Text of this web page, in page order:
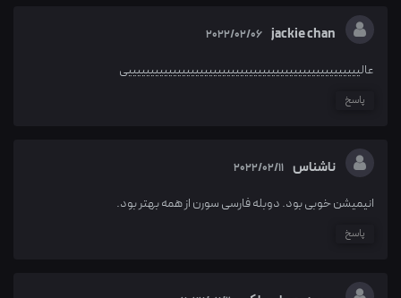
jackie chan
2022/02/06
عالییییییییییییییییییییییییییییییییییییییییییییییییییییی
پاسخ
ناشناس 2022/02/11
انیمیشن خوبی بود. دوبله فارسی سورن از همه بهتر بود.
پاسخ